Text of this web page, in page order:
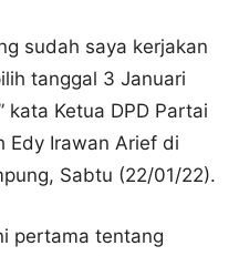
sudah saya kerjakan
tanggal 3 Januari
kata Ketua DPD Partai
Edy Irawan Arief di
Sabtu (22/01/22).
pertama tentang